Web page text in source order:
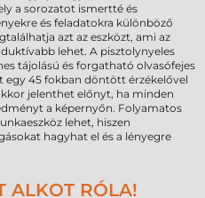
a sorozatot ismertté és
és feladatokra különböző
azt az eszközt, ami az
lehet. A pisztolynyeles
tájolású és forgatható olvasófejes
45 fokban döntött érzékelővel
jelenthet előnyt, ha minden
a képernyőn. Folyamatos
lehet, hiszen
hagyhat el és a lényegre
ALKOT RÓLA!